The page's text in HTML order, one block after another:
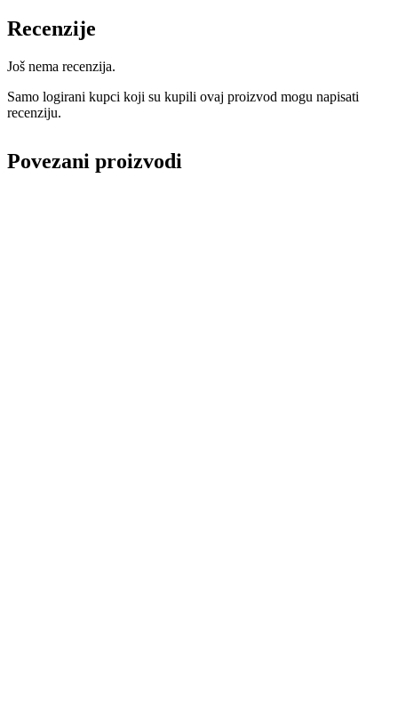
67.5x32x67.5cm
iverica,
količina
Recenzije
Još nema recenzija.
Samo logirani kupci koji su kupili ovaj proizvod mogu napisati
recenziju.
Povezani proizvodi